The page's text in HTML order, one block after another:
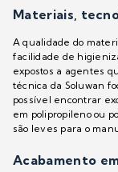
Materiais,
A qualidade do
facilidade de
expostos a agentes
técnica da Soluwan
possível encontrar
em polipropileno ou
são leves para o
Acabamento